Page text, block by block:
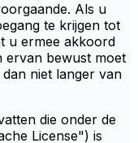
Als u
te krijgen tot
u ermee akkoord
ervan bewust moet
niet langer van
die onder de
License") is